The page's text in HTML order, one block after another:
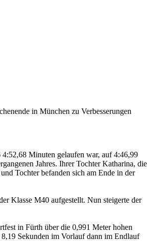
in München zu Verbesserungen
Minuten gelaufen war, auf 4:46,99
Jahres. Ihrer Tochter Katharina, die
Tochter befanden sich am Ende in der
Klasse M40 aufgestellt. Nun steigerte der
in Fürth über die 0,991 Meter hohen
Sekunden im Vorlauf dann im Endlauf